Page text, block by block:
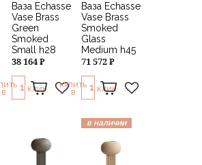
Ваза Echasse
Vase Brass
Green
Smoked
Small h28
38 164 ₽
В
1 КЛИК
Ваза Echasse
Vase Brass
Smoked
Glass
Medium h45
71 572 ₽
КУПИТЬ
В
1 КЛИК
в наличии